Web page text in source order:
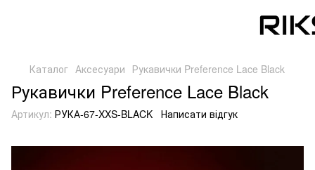
Каталог Аксесуари Рукавички Preference Lace Black
Рукавички Preference Lace Black
Артикул: РУКА-67-XXS-BLACK Написати відгук